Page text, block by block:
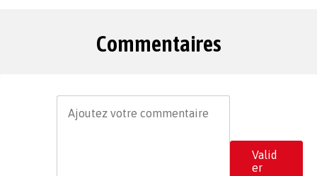
Commentaires
Valid
er